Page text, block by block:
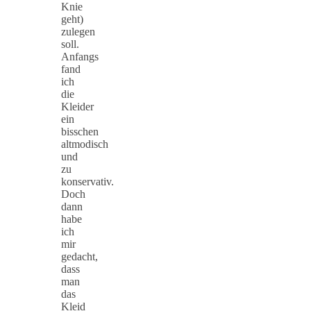
Knie
geht)
zulegen
soll.
Anfangs
fand
ich
die
Kleider
ein
bisschen
altmodisch
und
zu
konservativ.
Doch
dann
habe
ich
mir
gedacht,
dass
man
das
Kleid